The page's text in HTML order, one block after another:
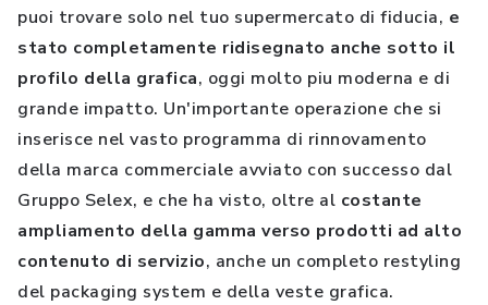
puoi trovare solo nel tuo supermercato di fiducia, e
stato completamente ridisegnato anche sotto il
profilo della grafica, oggi molto piu moderna e di
grande impatto. Un'importante operazione che si
inserisce nel vasto programma di rinnovamento
della marca commerciale avviato con successo dal
Gruppo Selex, e che ha visto, oltre al costante
ampliamento della gamma verso prodotti ad alto
contenuto di servizio, anche un completo restyling
del packaging system e della veste grafica.